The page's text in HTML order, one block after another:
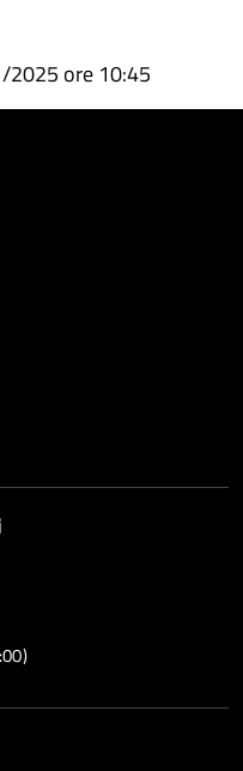
su
Facebook
Condividi
su
Condividi
ore 10:45